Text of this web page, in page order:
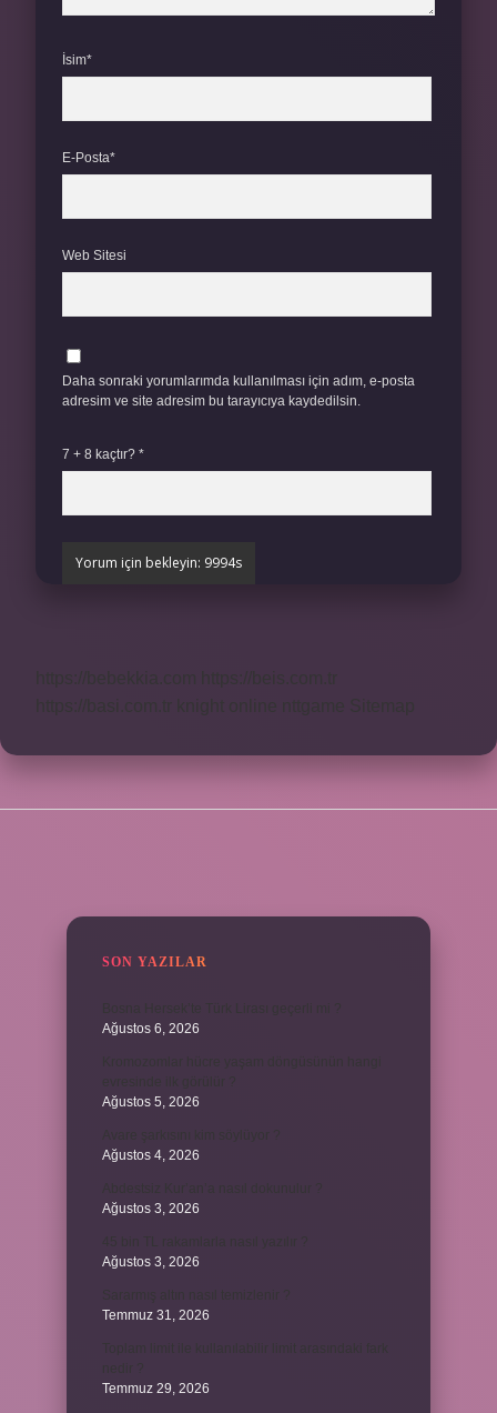
İsim*
E-Posta*
Web Sitesi
Daha sonraki yorumlarımda kullanılması için adım, e-posta
adresim ve site adresim bu tarayıcıya kaydedilsin.
7 + 8 kaçtır? *
SON YAZILAR
Ağustos 6, 2026
Ağustos 5, 2026
Ağustos 4, 2026
Ağustos 3, 2026
Ağustos 3, 2026
Temmuz 31, 2026
Temmuz 29, 2026